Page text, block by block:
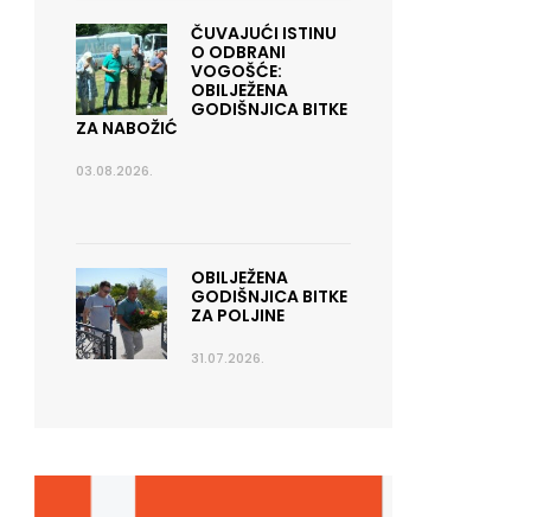
ČUVAJUĆI ISTINU
O ODBRANI
VOGOŠĆE:
OBILJEŽENA
GODIŠNJICA BITKE
ZA NABOŽIĆ
03.08.2026.
OBILJEŽENA
GODIŠNJICA BITKE
ZA POLJINE
31.07.2026.